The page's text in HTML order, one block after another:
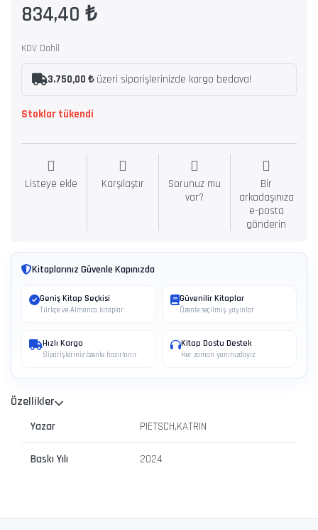
834,40 ₺
KDV Dahil
3.750,00 ₺üzeri siparişlerinizde kargo bedava!
Stoklar tükendi
Listeye ekle Karşılaştır
Sorunuz mu
var?
Bir
arkadaşınıza
e-posta
gönderin
Kitaplarınız Güvenle Kapınızda
Geniş Kitap Seçkisi
Türkçe ve Almanca kitaplar
Güvenilir Kitaplar
Özenle seçilmiş yayınlar
Hızlı Kargo
Siparişleriniz özenle hazırlanır
Kitap Dostu Destek
Her zaman yanınızdayız
Özellikler
Yazar PIETSCH,KATRIN
Baskı Yılı 2024